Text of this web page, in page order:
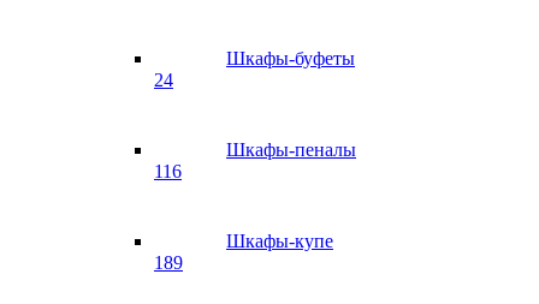
Шкафы-буфеты
24
Шкафы-пеналы
116
Шкафы-купе
189